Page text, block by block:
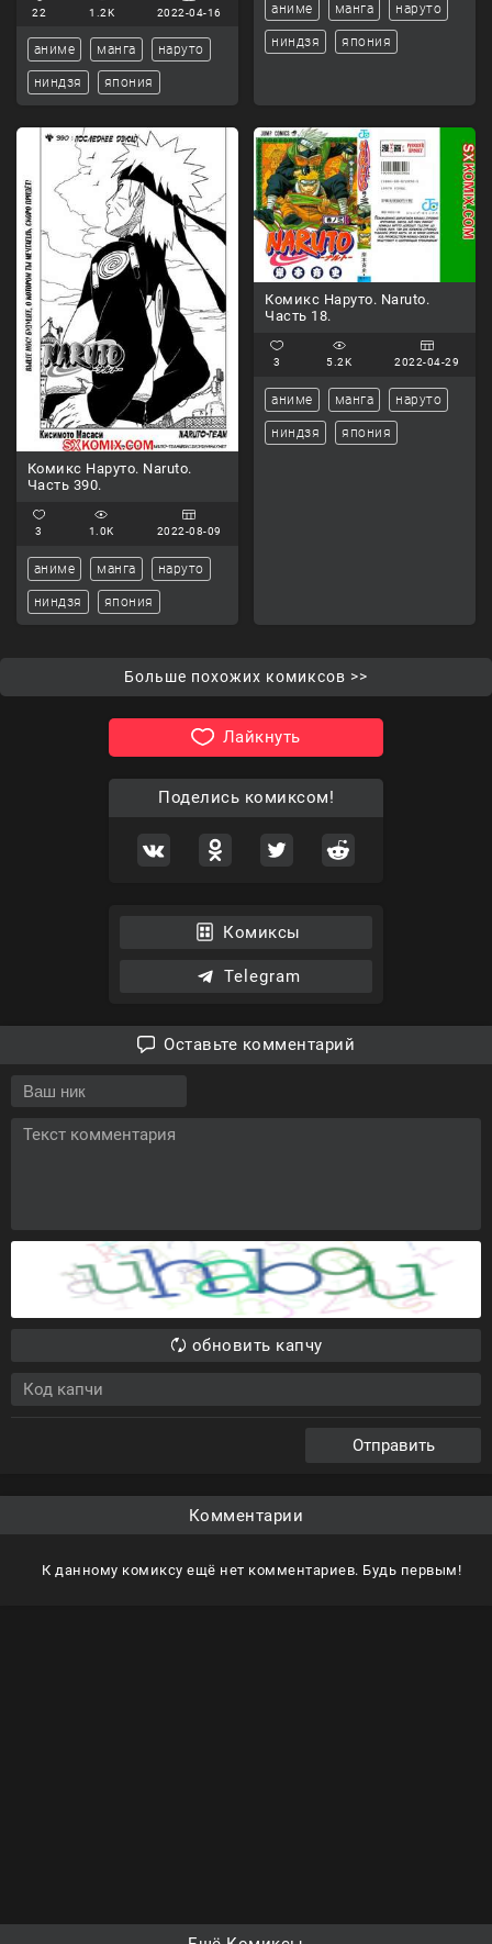
22 1.2K 2022-04-16
аниме манга наруто
ниндзя япония
аниме манга наруто
ниндзя япония
Комикс Наруто. Naruto.
Часть 390.
3 1.0K 2022-08-09
аниме манга наруто
ниндзя япония
Комикс Наруто. Naruto.
Часть 18.
3 5.2K 2022-04-29
аниме манга наруто
ниндзя япония
Больше похожих комиксов >>
Лайкнуть
Поделись комиксом!
Комиксы
Telegram
Оставьте комментарий
обновить капчу
Отправить
Комментарии
К данному комиксу ещё нет комментариев. Будь первым!